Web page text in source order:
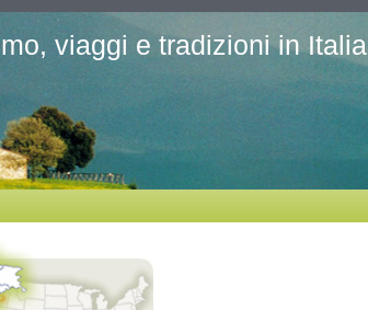
viaggi e tradizioni in Italia